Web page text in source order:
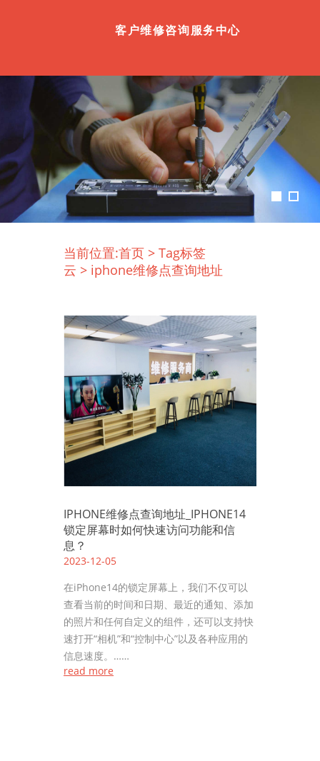
客户维修咨询服务中心
当前位置:首页 > Tag标签
云 > iphone维修点查询地址
IPHONE维修点查询地址_IPHONE14
锁定屏幕时如何快速访问功能和信
息？
2023-12-05
在iPhone14的锁定屏幕上，我们不仅可以
查看当前的时间和日期、最近的通知、添加
的照片和任何自定义的组件，还可以支持快
速打开“相机”和“控制中心”以及各种应用的
信息速度。……
read more